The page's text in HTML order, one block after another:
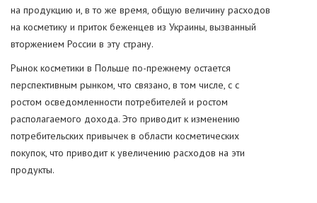
на продукцию и, в то же время, общую величину расходов
на косметику и приток беженцев из Украины, вызванный
вторжением России в эту страну.
Рынок косметики в Польше по-прежнему остается
перспективным рынком, что связано, в том числе, с с
ростом осведомленности потребителей и ростом
располагаемого дохода. Это приводит к изменению
потребительских привычек в области косметических
покупок, что приводит к увеличению расходов на эти
продукты.